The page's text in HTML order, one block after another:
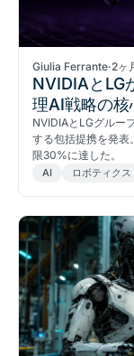
Giulia Ferrante·2ヶ
NVIDIAとLG
理AI戦略の核
NVIDIAとLGグルー
する包括提携を発
限30%に達した。
AI ロボティクス